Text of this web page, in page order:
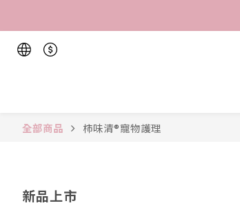
全部商品 柿味清®️寵物護理
新品上市